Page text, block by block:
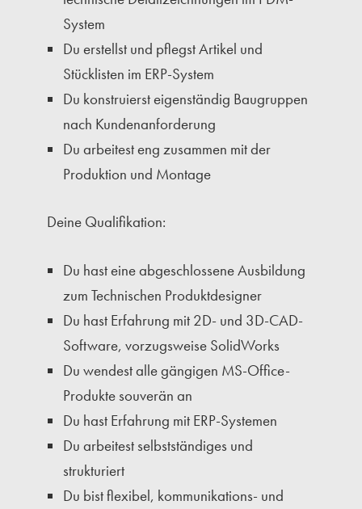
System
Du erstellst und pflegst Artikel und
Stücklisten im ERP-System
Du konstruierst eigenständig Baugruppen
nach Kundenanforderung
Du arbeitest eng zusammen mit der
Produktion und Montage
Deine Qualifikation:
Du hast eine abgeschlossene Ausbildung
zum Technischen Produktdesigner
Du hast Erfahrung mit 2D- und 3D-CAD-
Software, vorzugsweise SolidWorks
Du wendest alle gängigen MS-Office-
Produkte souverän an
Du hast Erfahrung mit ERP-Systemen
Du arbeitest selbstständiges und
strukturiert
Du bist flexibel, kommunikations- und